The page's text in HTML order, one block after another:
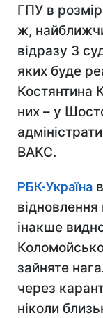
ГПУ в
ж,
відразу 3
яких буде
Костянтина
них – у
ВАКС.
РБК-Україна
інакше
зайняте
через
ніколи